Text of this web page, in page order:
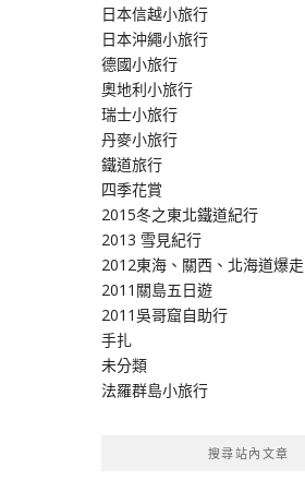
日本信越小旅行
日本沖繩小旅行
德國小旅行
奧地利小旅行
瑞士小旅行
丹麥小旅行
鐵道旅行
四季花賞
2015冬之東北鐵道紀行
2013 雪見紀行
2012東海、關西、北海道爆走
2011關島五日遊
2011吳哥窟自助行
手扎
未分類
法羅群島小旅行
搜尋站內文章